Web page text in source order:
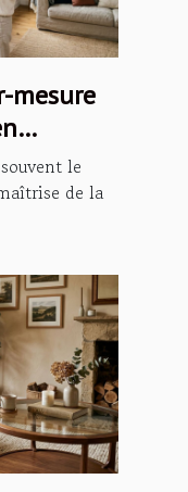
mesure
le
de la